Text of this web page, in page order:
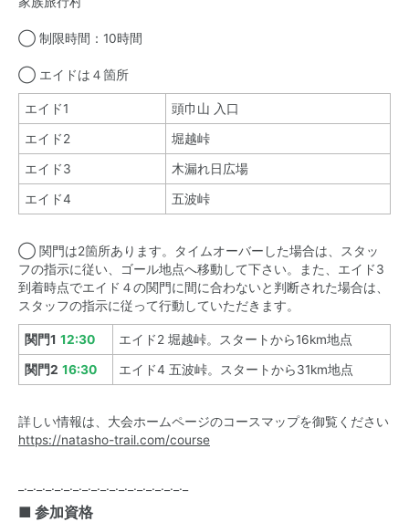
◯ 制限時間：10時間
◯ エイドは４箇所
エイド1 頭巾山 入口
エイド2 堀越峠
エイド3 木漏れ日広場
エイド4 五波峠
◯ 関門は2箇所あります。タイムオーバーした場合は、スタッ
フの指示に従い、ゴール地点へ移動して下さい。また、エイド3
到着時点でエイド４の関門に間に合わないと判断された場合は、
スタッフの指示に従って行動していただきます。
関門1 12:30 エイド2 堀越峠。スタートから16km地点
関門2 16:30 エイド4 五波峠。スタートから31km地点
詳しい情報は、大会ホームページのコースマップを御覧ください
https://natasho-trail.com/course
_._._._._._._._._._._._._._._._._._._
■ 参加資格